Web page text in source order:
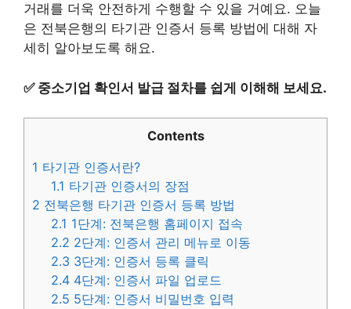
거래를 더욱 안전하게 수행할 수 있을 거예요. 오늘
은 전북은행의 타기관 인증서 등록 방법에 대해 자
세히 알아보도록 해요.
✅ 중소기업 확인서 발급 절차를 쉽게 이해해 보세요.
Contents
1 타기관 인증서란?
1.1 타기관 인증서의 장점
2 전북은행 타기관 인증서 등록 방법
2.1 1단계: 전북은행 홈페이지 접속
2.2 2단계: 인증서 관리 메뉴로 이동
2.3 3단계: 인증서 등록 클릭
2.4 4단계: 인증서 파일 업로드
2.5 5단계: 인증서 비밀번호 입력